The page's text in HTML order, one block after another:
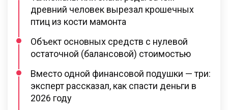
древний человек вырезал крошечных
птиц из кости мамонта
Объект основных средств с нулевой
остаточной (балансовой) стоимостью
Вместо одной финансовой подушки — три:
эксперт рассказал, как спасти деньги в
2026 году